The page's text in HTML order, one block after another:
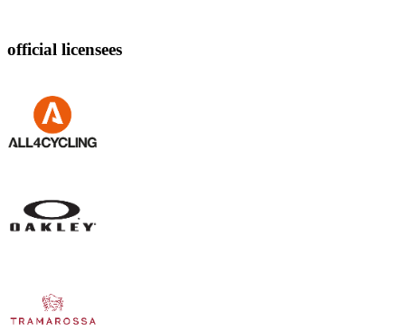
official licensees